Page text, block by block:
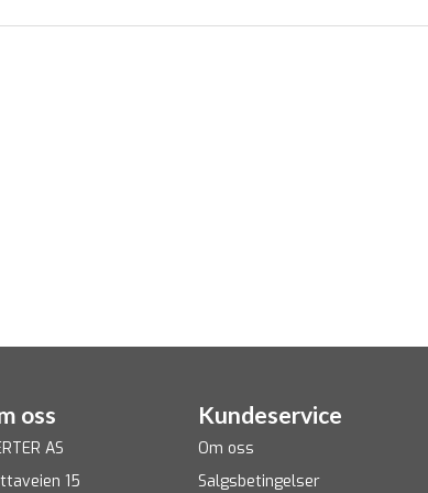
oss
AS
15
Kundeservice
Om oss
Salgsbetingelser